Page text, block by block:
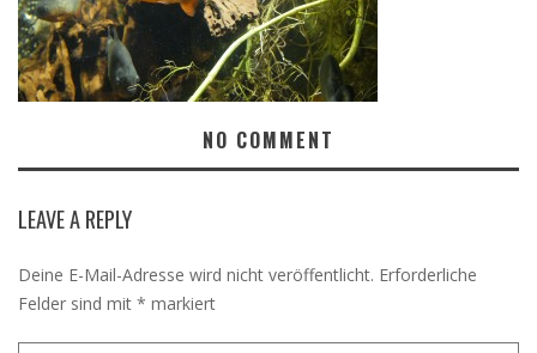
NO COMMENT
LEAVE A REPLY
Deine E-Mail-Adresse wird nicht veröffentlicht. Erforderliche
Felder sind mit * markiert